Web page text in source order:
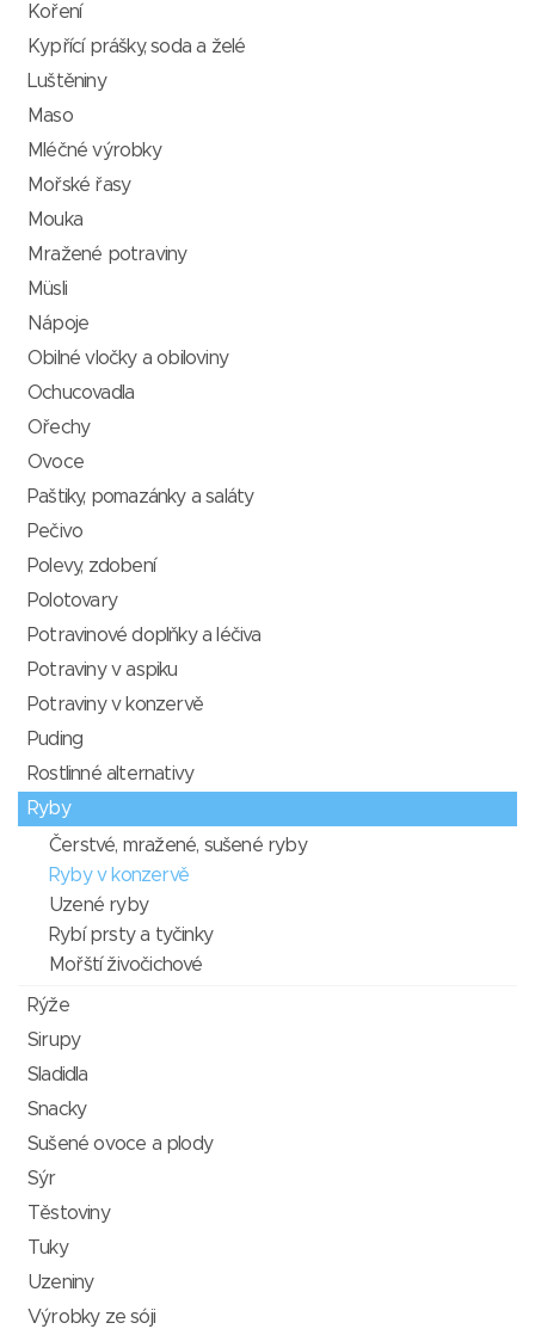
Koření
Kypřící prášky, soda a želé
Luštěniny
Maso
Mléčné výrobky
Mořské řasy
Mouka
Mražené potraviny
Müsli
Nápoje
Obilné vločky a obiloviny
Ochucovadla
Ořechy
Ovoce
Paštiky, pomazánky a saláty
Pečivo
Polevy, zdobení
Polotovary
Potravinové doplňky a léčiva
Potraviny v aspiku
Potraviny v konzervě
Puding
Rostlinné alternativy
Ryby
Čerstvé, mražené, sušené ryby
Ryby v konzervě
Uzené ryby
Rybí prsty a tyčinky
Mořští živočichové
Rýže
Sirupy
Sladidla
Snacky
Sušené ovoce a plody
Sýr
Těstoviny
Tuky
Uzeniny
Výrobky ze sóji